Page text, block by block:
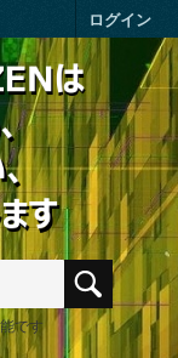
ログイン
です